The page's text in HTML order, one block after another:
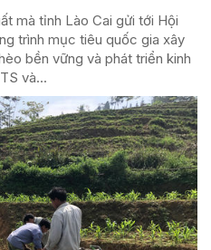
mà tỉnh Lào Cai gửi tới Hội
trình mục tiêu quốc gia xây
bền vững và phát triển kinh
và...